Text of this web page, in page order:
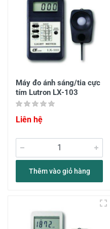
Máy đo ánh sáng/tia cực
tím Lutron LX-103
Liên hệ
Thêm vào giỏ hàng